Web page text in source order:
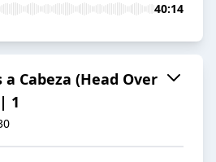
40:14
a Cabeza (Head Over
1